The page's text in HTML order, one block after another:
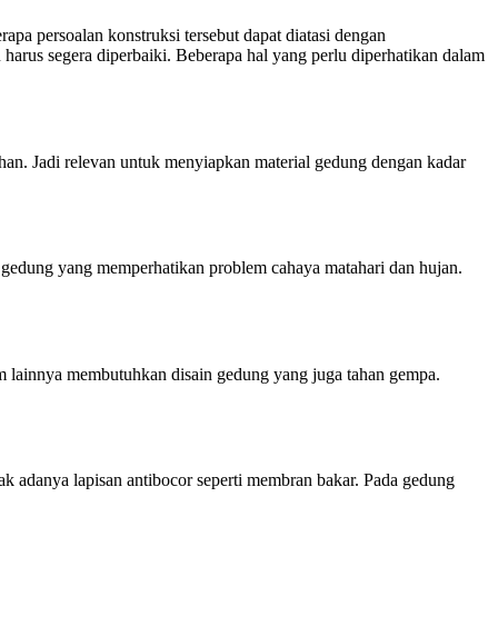
persoalan konstruksi tersebut dapat diatasi dengan
segera diperbaiki. Beberapa hal yang perlu diperhatikan dalam
Jadi relevan untuk menyiapkan material gedung dengan kadar
yang memperhatikan problem cahaya matahari dan hujan.
membutuhkan disain gedung yang juga tahan gempa.
adanya lapisan antibocor seperti membran bakar. Pada gedung